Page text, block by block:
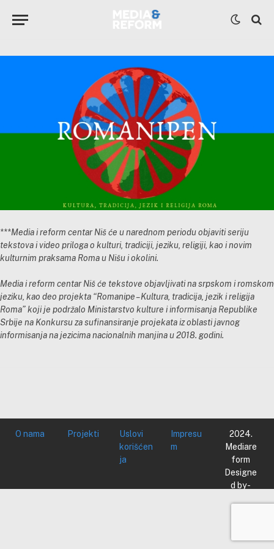
***Media i reform centar Niš će u narednom periodu objaviti seriju
tekstova i video priloga o kulturi, tradiciji, jeziku, religiji, kao i novim
kulturnim praksama Roma u Nišu i okolini.
Media i reform centar Niš će tekstove objavljivati na srpskom i romskom
jeziku, kao deo projekta “Romanipe – Kultura, tradicija, jezik i religija
Roma” koji je podržalo Ministarstvo kulture i informisanja Republike
Srbije na Konkursu za sufinansiranje projekata iz oblasti javnog
informisanja na jezicima nacionalnih manjina u 2018. godini.
O nama Projekti
Uslovi
korišćen
ja
Impresu
m
2024.
Mediare
form
Designe
d by -